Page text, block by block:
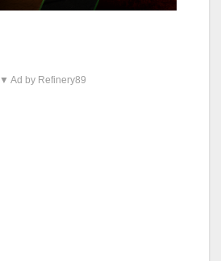
▼ Ad by Refinery89